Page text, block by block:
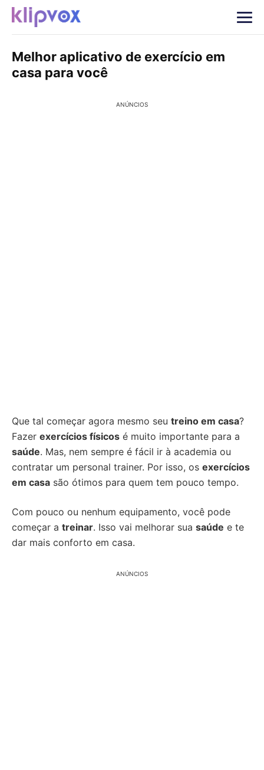
Melhor aplicativo de exercício em
casa para você
ANÚNCIOS
Que tal começar agora mesmo seu treino em casa?
Fazer exercícios físicos é muito importante para a
saúde. Mas, nem sempre é fácil ir à academia ou
contratar um personal trainer. Por isso, os exercícios
em casa são ótimos para quem tem pouco tempo.
Com pouco ou nenhum equipamento, você pode
começar a treinar. Isso vai melhorar sua saúde e te
dar mais conforto em casa.
ANÚNCIOS